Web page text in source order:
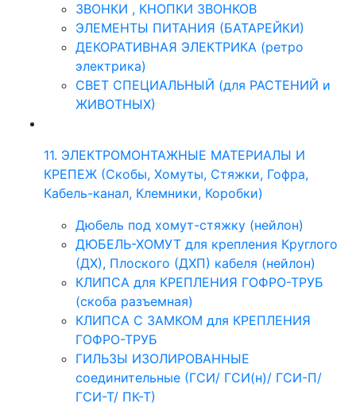
ЗВОНКИ , КНОПКИ ЗВОНКОВ
ЭЛЕМЕНТЫ ПИТАНИЯ (БАТАРЕЙКИ)
ДЕКОРАТИВНАЯ ЭЛЕКТРИКА (ретро
электрика)
СВЕТ СПЕЦИАЛЬНЫЙ (для РАСТЕНИЙ и
ЖИВОТНЫХ)
11. ЭЛЕКТРОМОНТАЖНЫЕ МАТЕРИАЛЫ И
КРЕПЕЖ (Скобы, Хомуты, Стяжки, Гофра,
Кабель-канал, Клемники, Коробки)
Дюбель под хомут-стяжку (нейлон)
ДЮБЕЛЬ-ХОМУТ для крепления Круглого
(ДХ), Плоского (ДХП) кабеля (нейлон)
КЛИПСА для КРЕПЛЕНИЯ ГОФРО-ТРУБ
(скоба разъемная)
КЛИПСА С ЗАМКОМ для КРЕПЛЕНИЯ
ГОФРО-ТРУБ
ГИЛЬЗЫ ИЗОЛИРОВАННЫЕ
соединительные (ГСИ/ ГСИ(н)/ ГСИ-П/
ГСИ-Т/ ПК-Т)